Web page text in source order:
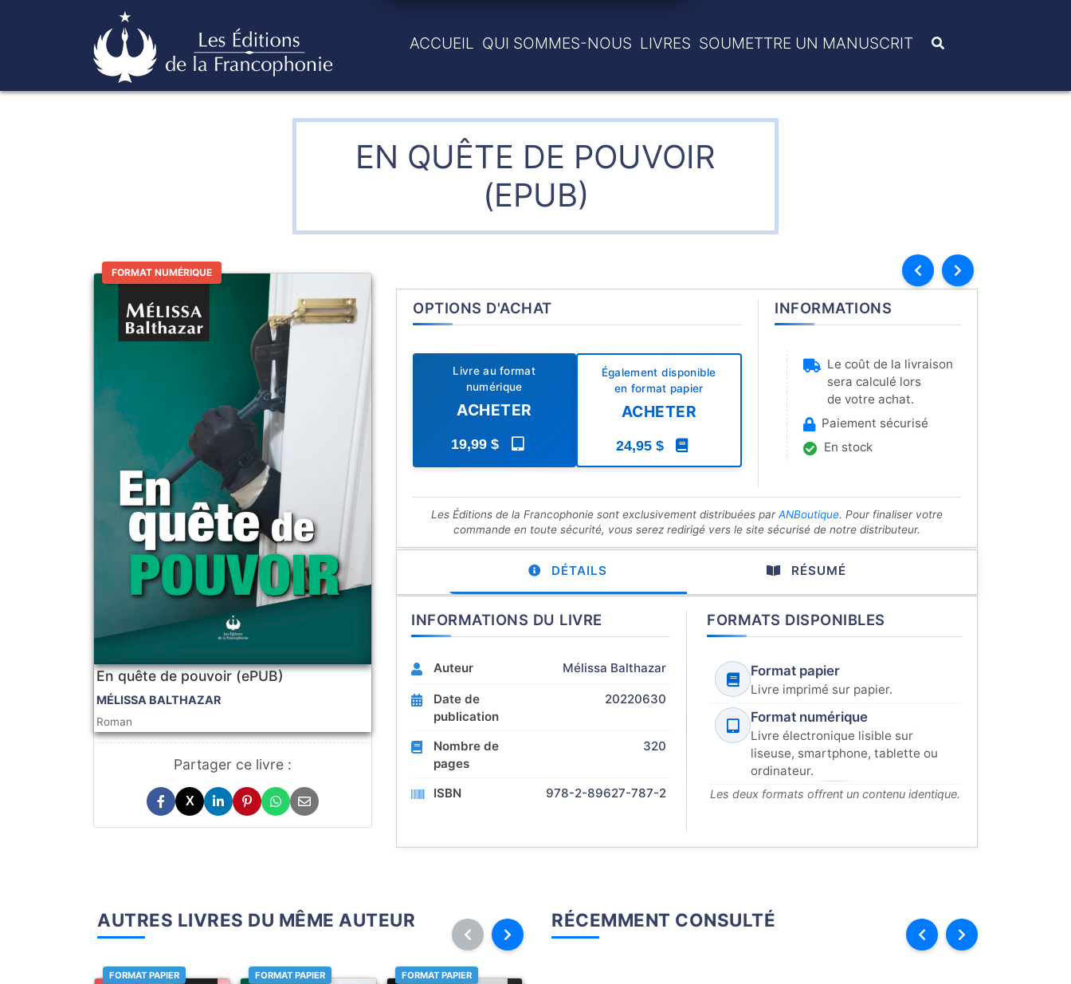
Skip
Éditions de la francophonie
ACCUEIL QUI SOMMES-NOUS LIVRES SOUMETTRE UN MANUSCRIT
EN QUÊTE DE POUVOIR
(EPUB)
FORMAT NUMÉRIQUE
En quête de pouvoir (ePUB)
MÉLISSA BALTHAZAR
Roman
Partager ce livre :
X
OPTIONS D'ACHAT
Livre au format
numérique
ACHETER
19,99 $
Également disponible
en format papier
ACHETER
24,95 $
INFORMATIONS
Le coût de la livraison
sera calculé lors
de votre achat.
Paiement sécurisé
En stock
Les Éditions de la Francophonie sont exclusivement distribuées parANBoutique. Pour finaliser votre
commande en toute sécurité, vous serez redirigé vers le site sécurisé de notre distributeur.
DÉTAILS RÉSUMÉ
INFORMATIONS DU LIVRE
Auteur Mélissa Balthazar
Date de
publication
20220630
Nombre de
pages
320
ISBN 978-2-89627-787-2
FORMATS DISPONIBLES
Format papier
Livre imprimé sur papier.
Format numérique
Livre électronique lisible sur
liseuse, smartphone, tablette ou
ordinateur.
Les deux formats offrent un contenu identique.
AUTRES LIVRES DU MÊME AUTEUR
FORMAT PAPIER FORMAT PAPIER FORMAT PAPIER
RÉCEMMENT CONSULTÉ